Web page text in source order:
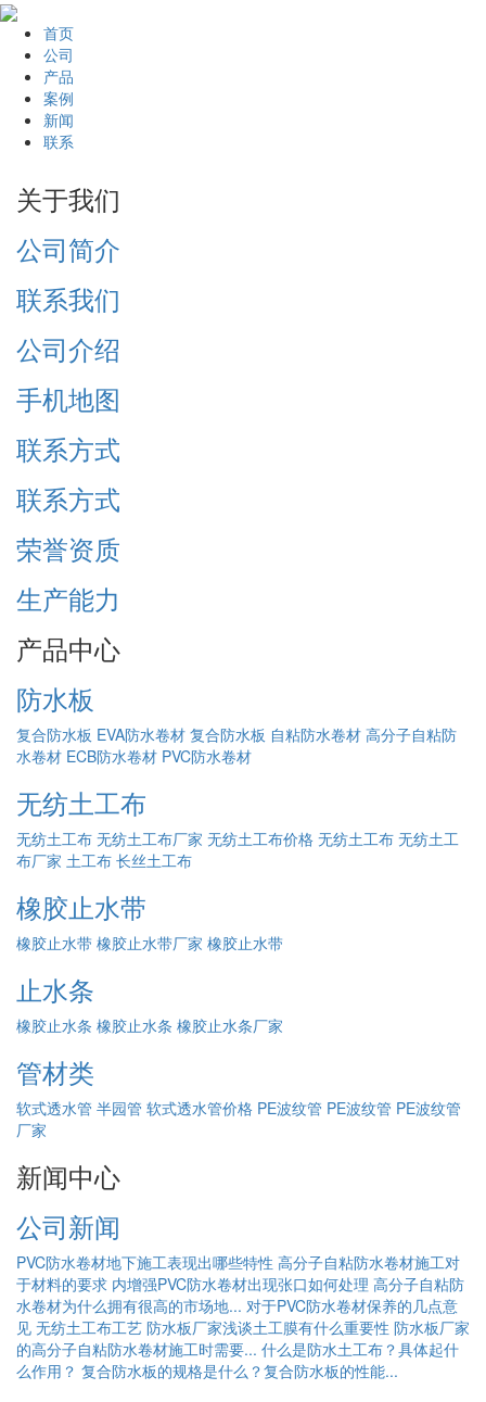
首页
公司
产品
案例
新闻
联系
关于我们
公司简介
联系我们
公司介绍
手机地图
联系方式
联系方式
荣誉资质
生产能力
产品中心
防水板
复合防水板 EVA防水卷材 复合防水板 自粘防水卷材 高分子自粘防
水卷材 ECB防水卷材 PVC防水卷材
无纺土工布
无纺土工布 无纺土工布厂家 无纺土工布价格 无纺土工布 无纺土工
布厂家 土工布 长丝土工布
橡胶止水带
橡胶止水带 橡胶止水带厂家 橡胶止水带
止水条
橡胶止水条 橡胶止水条 橡胶止水条厂家
管材类
软式透水管 半园管 软式透水管价格 PE波纹管 PE波纹管 PE波纹管
厂家
新闻中心
公司新闻
PVC防水卷材地下施工表现出哪些特性 高分子自粘防水卷材施工对
于材料的要求 内增强PVC防水卷材出现张口如何处理 高分子自粘防
水卷材为什么拥有很高的市场地... 对于PVC防水卷材保养的几点意
见 无纺土工布工艺 防水板厂家浅谈土工膜有什么重要性 防水板厂家
的高分子自粘防水卷材施工时需要... 什么是防水土工布？具体起什
么作用？ 复合防水板的规格是什么？复合防水板的性能...